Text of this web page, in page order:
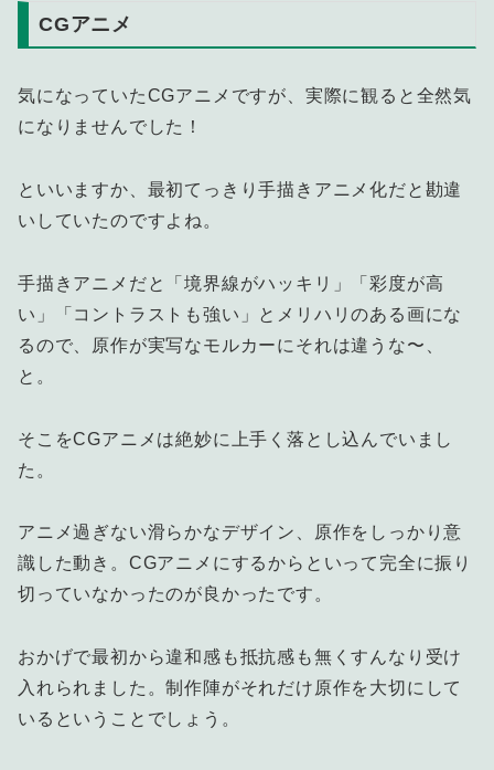
CGアニメ
気になっていたCGアニメですが、実際に観ると全然気
になりませんでした！
といいますか、最初てっきり手描きアニメ化だと勘違
いしていたのですよね。
手描きアニメだと「境界線がハッキリ」「彩度が高
い」「コントラストも強い」とメリハリのある画にな
るので、原作が実写なモルカーにそれは違うな〜、
と。
そこをCGアニメは絶妙に上手く落とし込んでいまし
た。
アニメ過ぎない滑らかなデザイン、原作をしっかり意
識した動き。CGアニメにするからといって完全に振り
切っていなかったのが良かったです。
おかげで最初から違和感も抵抗感も無くすんなり受け
入れられました。制作陣がそれだけ原作を大切にして
いるということでしょう。